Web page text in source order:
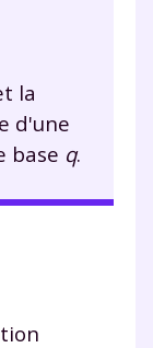
la
d'une
base q.